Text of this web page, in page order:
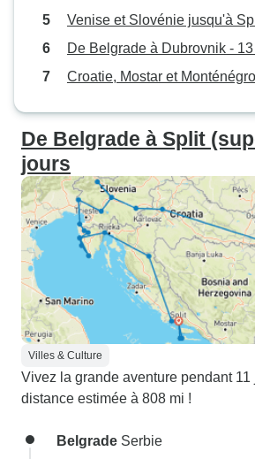
Venise et Slovénie jusqu'à
De Belgrade à Dubrovnik -
Croatie, Mostar et
De Belgrade à Split
jours
Villes & Culture
Vivez la grande aventure pendant 11
distance estimée à 808 mi !
Belgrade Serbie